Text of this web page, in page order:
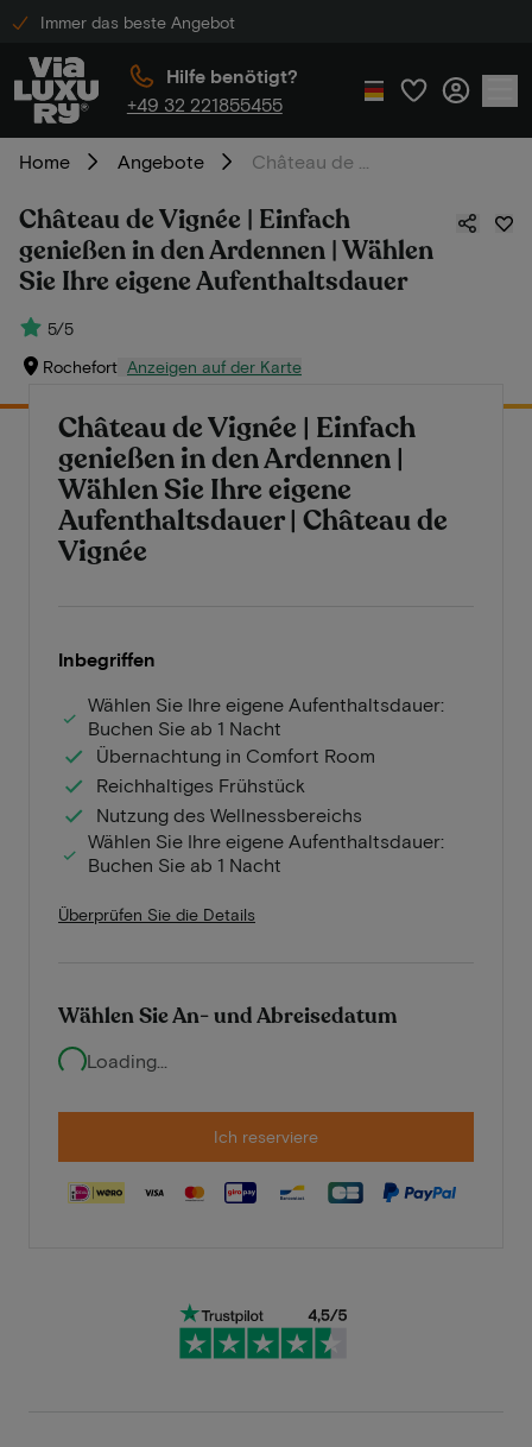
Immer das beste Angebot
Hilfe benötigt?
+49 32 221855455
Home Angebote
Château de Vignée | Einfach
genießen in den Ardennen | Wählen
Sie Ihre eigene Aufenthaltsdauer
5/5
Rochefort Anzeigen auf der Karte
Château de Vignée | Einfach
genießen in den Ardennen |
Wählen Sie Ihre eigene
Aufenthaltsdauer | Château de
Vignée
Inbegriffen
Wählen Sie Ihre eigene Aufenthaltsdauer:
Buchen Sie ab 1 Nacht
Übernachtung in Comfort Room
Reichhaltiges Frühstück
Nutzung des Wellnessbereichs
Wählen Sie Ihre eigene Aufenthaltsdauer:
Buchen Sie ab 1 Nacht
Überprüfen Sie die Details
Wählen Sie An- und Abreisedatum
Loading...
Ich reserviere